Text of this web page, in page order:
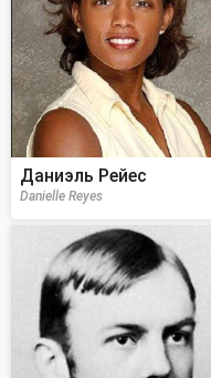
Даниэль Рейес
Danielle Reyes